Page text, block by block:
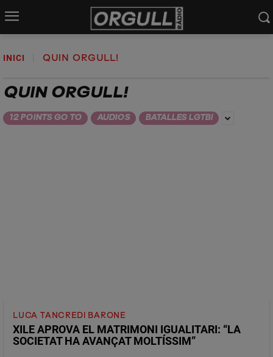
INICI QUIN ORGULL!
QUIN ORGULL!
12 POINTS GO TO AUDIOS BATALLES LGTBI
LUCA TANCREDI BARONE
XILE APROVA EL MATRIMONI IGUALITARI: “LA
SOCIETAT HA AVANÇAT MOLTÍSSIM”